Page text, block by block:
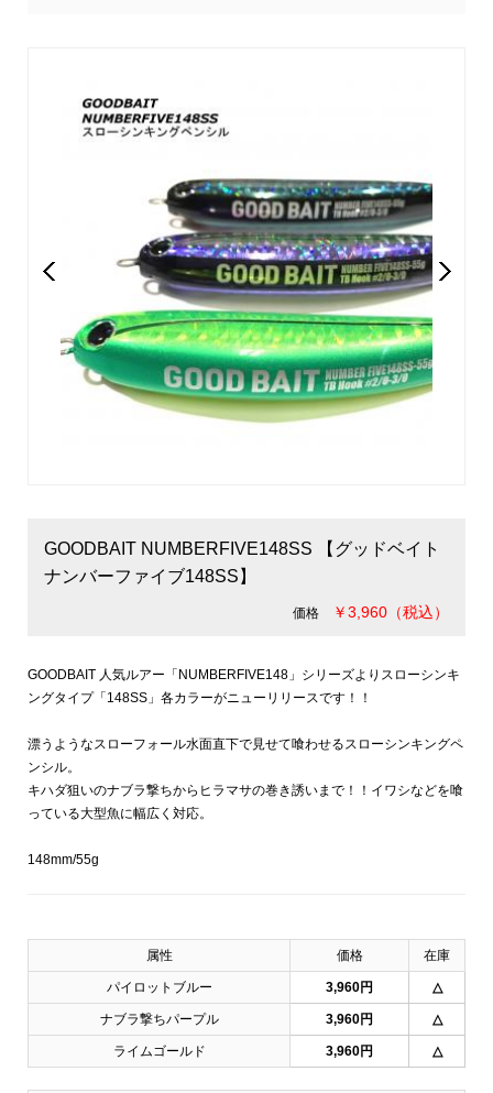
GOODBAIT NUMBERFIVE148SS 【グッドベイト
ナンバーファイブ148SS】
価格 ￥3,960（税込）
GOODBAIT 人気ルアー「NUMBERFIVE148」シリーズよりスローシンキ
ングタイプ「148SS」各カラーがニューリリースです！！
漂うようなスローフォール水面直下で見せて喰わせるスローシンキングペ
ンシル。
キハダ狙いのナブラ撃ちからヒラマサの巻き誘いまで！！イワシなどを喰
っている大型魚に幅広く対応。
148mm/55g
属性 価格 在庫
パイロットブルー 3,960円 △
ナブラ撃ちパープル 3,960円 △
ライムゴールド 3,960円 △